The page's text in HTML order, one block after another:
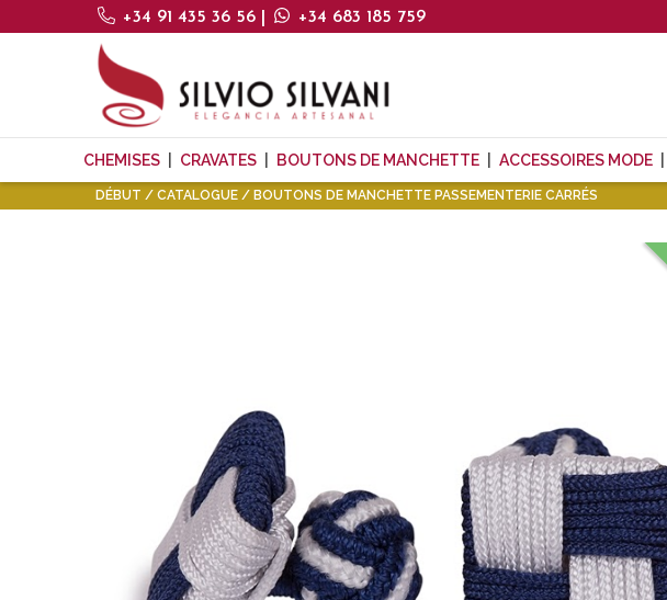
+34 91 435 36 56 +34 683 185 759
CHEMISES CRAVATES BOUTONS DE MANCHETTE ACCESSOIRES MODE
DÉBUT CATALOGUE BOUTONS DE MANCHETTE PASSEMENTERIE CARRÉS